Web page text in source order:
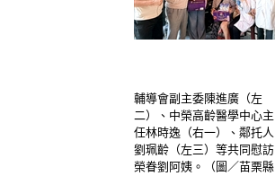
輔導會副主委陳進廣（左
二）、中榮高齡醫學中心主
任林時逸（右一）、鄰托人
劉珮齡（左三）等共同慰訪
榮眷劉阿姨。（圖／苗栗縣